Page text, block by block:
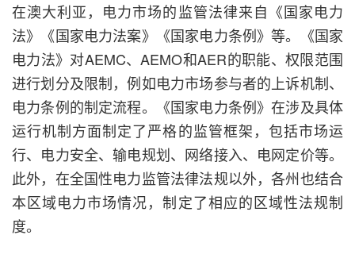
在澳大利亚，电力市场的监管法律来自《国家电力
法》《国家电力法案》《国家电力条例》等。《国家
电力法》对AEMC、AEMO和AER的职能、权限范围
进行划分及限制，例如电力市场参与者的上诉机制、
电力条例的制定流程。《国家电力条例》在涉及具体
运行机制方面制定了严格的监管框架，包括市场运
行、电力安全、输电规划、网络接入、电网定价等。
此外，在全国性电力监管法律法规以外，各州也结合
本区域电力市场情况，制定了相应的区域性法规制
度。